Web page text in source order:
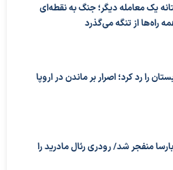
یک معامله دیگر؛ جنگ به نقطه‌ای
راه‌ها از تنگه می‌گذرد
را رد کرد؛ اصرار بر ماندن در اروپا
منفجر شد/ رودری رئال مادرید را